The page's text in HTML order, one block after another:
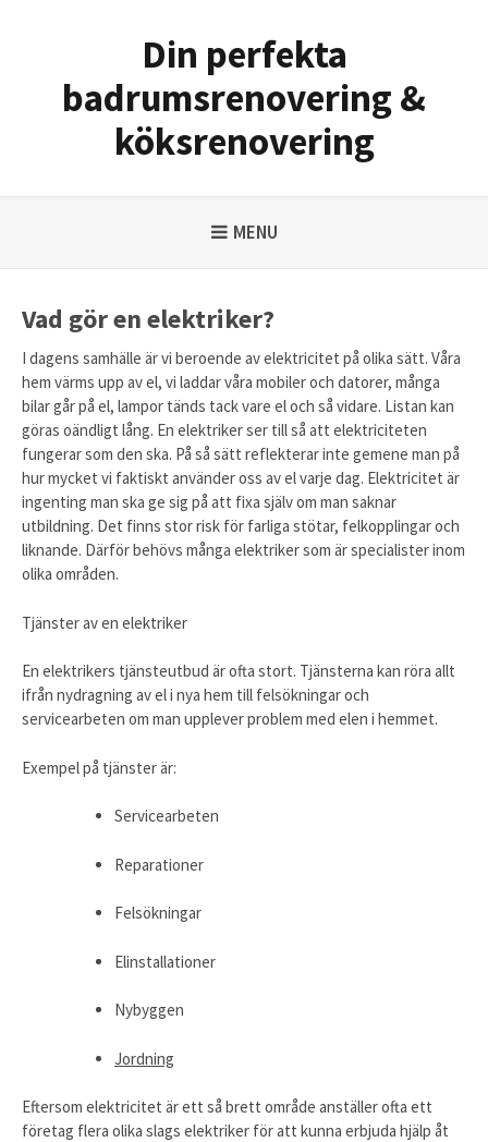
Din perfekta
badrumsrenovering &
köksrenovering
MENU
Vad gör en elektriker?
I dagens samhälle är vi beroende av elektricitet på olika sätt. Våra
hem värms upp av el, vi laddar våra mobiler och datorer, många
bilar går på el, lampor tänds tack vare el och så vidare. Listan kan
göras oändligt lång. En elektriker ser till så att elektriciteten
fungerar som den ska. På så sätt reflekterar inte gemene man på
hur mycket vi faktiskt använder oss av el varje dag. Elektricitet är
ingenting man ska ge sig på att fixa själv om man saknar
utbildning. Det finns stor risk för farliga stötar, felkopplingar och
liknande. Därför behövs många elektriker som är specialister inom
olika områden.
Tjänster av en elektriker
En elektrikers tjänsteutbud är ofta stort. Tjänsterna kan röra allt
ifrån nydragning av el i nya hem till felsökningar och
servicearbeten om man upplever problem med elen i hemmet.
Exempel på tjänster är:
Servicearbeten
Reparationer
Felsökningar
Elinstallationer
Nybyggen
Jordning
Eftersom elektricitet är ett så brett område anställer ofta ett
företag flera olika slags elektriker för att kunna erbjuda hjälp åt